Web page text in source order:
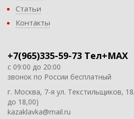
Статьи
Контакты
+7(965)335-59-73 Тел+MAX
с 09:00 до 20:00
звонок по России бесплатный
г. Москва, 7-я ул. Текстильщиков,
до 18,00)
kazaklavka@mail.ru